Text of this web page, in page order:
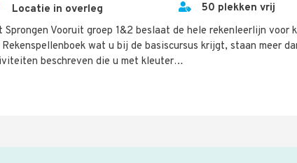
Locatie in overleg
50 plekken vrij
Sprongen Vooruit groep 1&2 beslaat de hele rekenleerlijn voor
wat u bij de basiscursus krijgt, staan meer
beschreven die u met kleuter…